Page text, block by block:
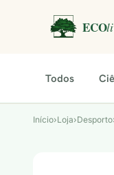
Todos
Início›Loja›Desporto